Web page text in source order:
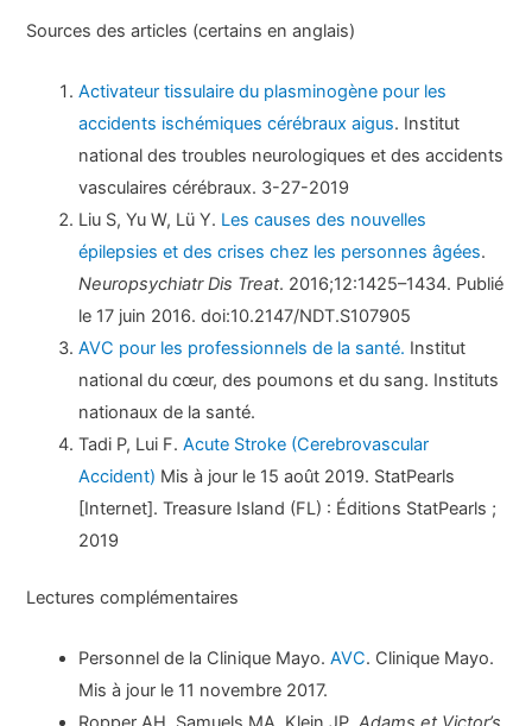
Sources des articles (certains en anglais)
Activateur tissulaire du plasminogène pour les
accidents ischémiques cérébraux aigus. Institut
national des troubles neurologiques et des accidents
vasculaires cérébraux. 3-27-2019
Liu S, Yu W, Lü Y. Les causes des nouvelles
épilepsies et des crises chez les personnes âgées.
Neuropsychiatr Dis Treat. 2016;12:1425–1434. Publié
le 17 juin 2016. doi:10.2147/NDT.S107905
AVC pour les professionnels de la santé. Institut
national du cœur, des poumons et du sang. Instituts
nationaux de la santé.
Tadi P, Lui F.Acute Stroke (Cerebrovascular
Accident) Mis à jour le 15 août 2019. StatPearls
[Internet]. Treasure Island (FL) : Éditions StatPearls ;
2019
Lectures complémentaires
Personnel de la Clinique Mayo.AVC. Clinique Mayo.
Mis à jour le 11 novembre 2017.